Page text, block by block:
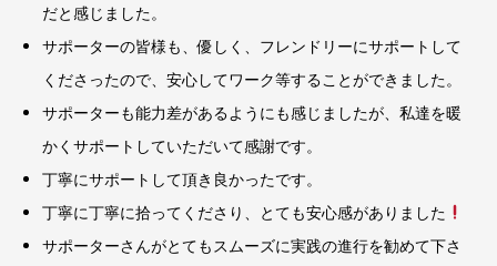
だと感じました。
サポーターの皆様も、優しく、フレンドリーにサポートして
くださったので、安心してワーク等することができました。
サポーターも能力差があるようにも感じましたが、私達を暖
かくサポートしていただいて感謝です。
丁寧にサポートして頂き良かったです。
丁寧に丁寧に拾ってくださり、とても安心感がありました
サポーターさんがとてもスムーズに実践の進行を勧めて下さ